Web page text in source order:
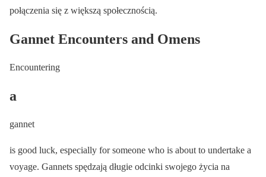
połączenia się z większą społecznością.
Gannet Encounters and Omens
Encountering
a
gannet
is good luck, especially for someone who is about to undertake a
voyage. Gannets spędzają długie odcinki swojego życia na